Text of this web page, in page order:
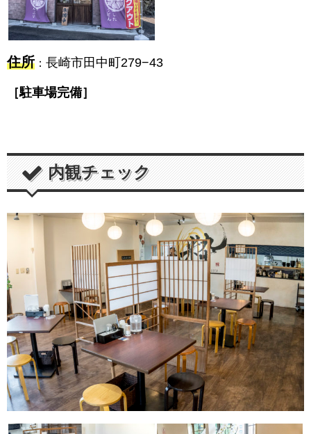
住所 ： 長崎市田中町279−43
［駐車場完備］
内観チェック